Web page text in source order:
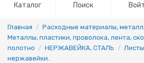
Каталог Поиск
Главная
Расходные материалы,
Металлы, пластики, проволока, лента,
полотно
НЕРЖАВЕЙКА, СТАЛЬ
нержавейки.